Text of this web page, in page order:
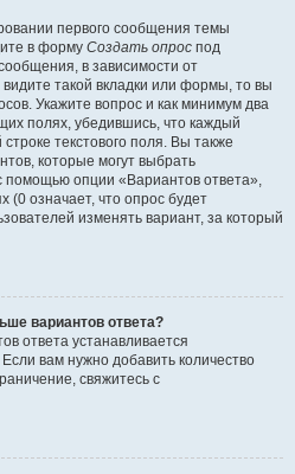
первого сообщения темы
в форму Создать опрос под
в зависимости от
такой вкладки или формы, то вы
Укажите вопрос и как минимум два
полях, убедившись, что каждый
текстового поля. Вы также
которые могут выбрать
помощью опции «Вариантов ответа»,
(0 означает, что опрос будет
изменять вариант, за который
вариантов ответа?
ответа устанавливается
вам нужно добавить количество
свяжитесь с